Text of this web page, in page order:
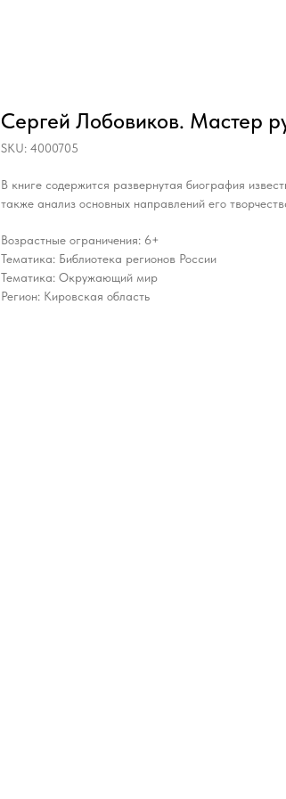
Сергей Лобовиков. Мастер
SKU: 4000705
В книге содержится развернутая биография
также анализ основных направлений его
Возрастные ограничения: 6+
Тематика: Библиотека регионов России
Тематика: Окружающий мир
Регион: Кировская область